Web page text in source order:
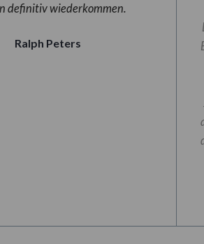
definitiv wiederkommen.
Ralph Peters